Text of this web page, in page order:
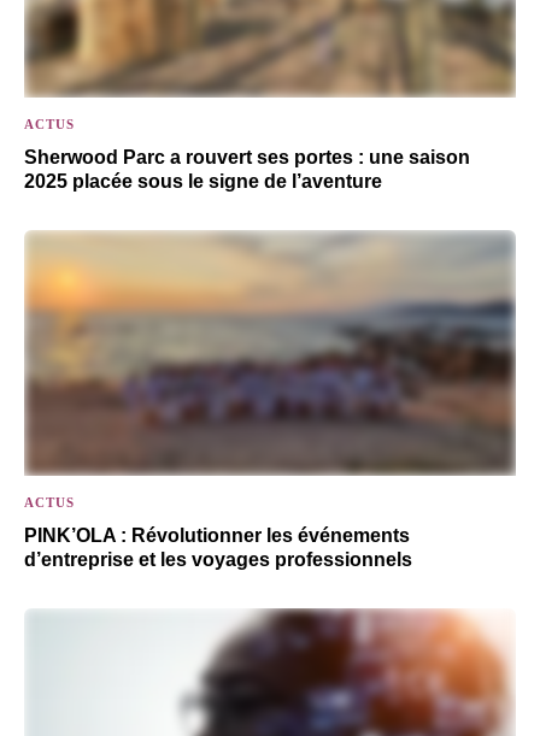
ACTUS
Sherwood Parc a rouvert ses portes : une saison
2025 placée sous le signe de l’aventure
ACTUS
PINK’OLA : Révolutionner les événements
d’entreprise et les voyages professionnels